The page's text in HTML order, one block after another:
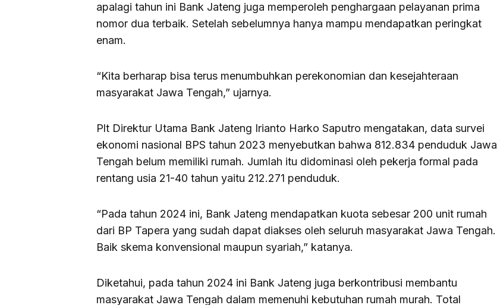
apalagi tahun ini Bank Jateng juga memperoleh penghargaan pelayanan prima
nomor dua terbaik. Setelah sebelumnya hanya mampu mendapatkan peringkat
enam.
“Kita berharap bisa terus menumbuhkan perekonomian dan kesejahteraan
masyarakat Jawa Tengah,” ujarnya.
Plt Direktur Utama Bank Jateng Irianto Harko Saputro mengatakan, data survei
ekonomi nasional BPS tahun 2023 menyebutkan bahwa 812.834 penduduk Jawa
Tengah belum memiliki rumah. Jumlah itu didominasi oleh pekerja formal pada
rentang usia 21-40 tahun yaitu 212.271 penduduk.
“Pada tahun 2024 ini, Bank Jateng mendapatkan kuota sebesar 200 unit rumah
dari BP Tapera yang sudah dapat diakses oleh seluruh masyarakat Jawa Tengah.
Baik skema konvensional maupun syariah,” katanya.
Diketahui, pada tahun 2024 ini Bank Jateng juga berkontribusi membantu
masyarakat Jawa Tengah dalam memenuhi kebutuhan rumah murah. Total